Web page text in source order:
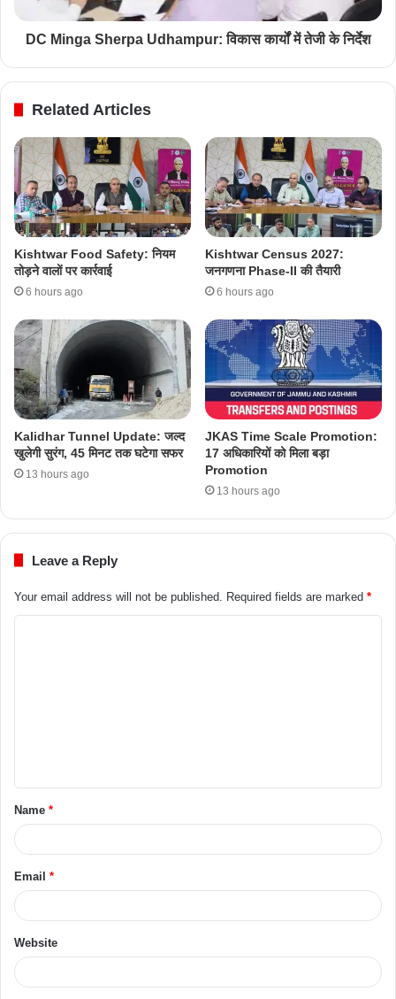
DC Minga Sherpa Udhampur: विकास कार्यों में तेजी के निर्देश
Related Articles
Kishtwar Food Safety: नियम
तोड़ने वालों पर कार्रवाई
6 hours ago
Kishtwar Census 2027:
जनगणना Phase-II की तैयारी
6 hours ago
Kalidhar Tunnel Update: जल्द
खुलेगी सुरंग, 45 मिनट तक घटेगा सफर
13 hours ago
JKAS Time Scale Promotion:
17 अधिकारियों को मिला बड़ा
Promotion
13 hours ago
Leave a Reply
Your email address will not be published. Required fields are marked *
Name *
Email *
Website